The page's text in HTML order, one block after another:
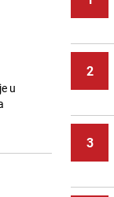
u
12
13
14
2
3